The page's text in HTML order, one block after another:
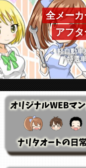
全メーカ
アフ
軽自動車
「特選